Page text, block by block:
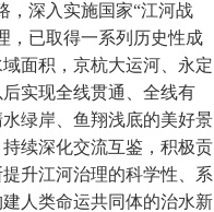
，深入实施国家“江河战
，已取得一系列历史性成
面积，京杭大运河、永定
实现全线贯通、全线有
绿岸、鱼翔浅底的美好景
续深化交流互鉴，积极贡
升江河治理的科学性、系
人类命运共同体的治水新